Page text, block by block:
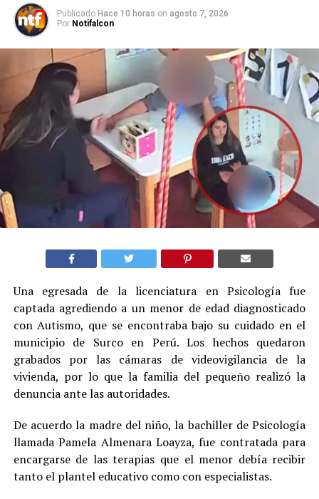
Publicado Hace 10 horas on agosto 7, 2026
Por Notifalcon
Una egresada de la licenciatura en Psicología fue
captada agrediendo a un menor de edad diagnosticado
con Autismo, que se encontraba bajo su cuidado en el
municipio de Surco en Perú. Los hechos quedaron
grabados por las cámaras de videovigilancia de la
vivienda, por lo que la familia del pequeño realizó la
denuncia ante las autoridades.
De acuerdo la madre del niño, la bachiller de Psicología
llamada Pamela Almenara Loayza, fue contratada para
encargarse de las terapias que el menor debía recibir
tanto el plantel educativo como con especialistas.